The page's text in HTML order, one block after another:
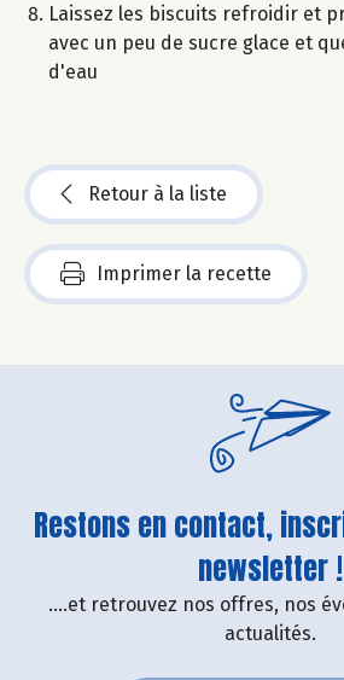
Laissez les biscuits refroidir et
avec un peu de sucre glace et
d'eau
Retour à la liste
Imprimer la recette
Restons en contact,
newsletter !
....et retrouvez nos offres, nos
actualités.